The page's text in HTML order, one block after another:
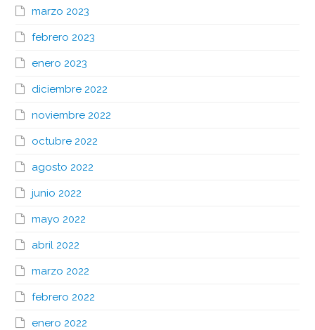
marzo 2023
febrero 2023
enero 2023
diciembre 2022
noviembre 2022
octubre 2022
agosto 2022
junio 2022
mayo 2022
abril 2022
marzo 2022
febrero 2022
enero 2022